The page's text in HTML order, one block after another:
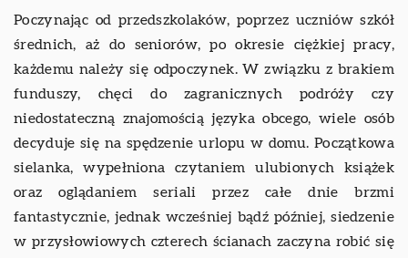
Poczynając od przedszkolaków, poprzez uczniów szkół
średnich, aż do seniorów, po okresie ciężkiej pracy,
każdemu należy się odpoczynek. W związku z brakiem
funduszy, chęci do zagranicznych podróży czy
niedostateczną znajomością języka obcego, wiele osób
decyduje się na spędzenie urlopu w domu. Początkowa
sielanka, wypełniona czytaniem ulubionych książek
oraz oglądaniem seriali przez całe dnie brzmi
fantastycznie, jednak wcześniej bądź później, siedzenie
w przysłowiowych czterech ścianach zaczyna robić się